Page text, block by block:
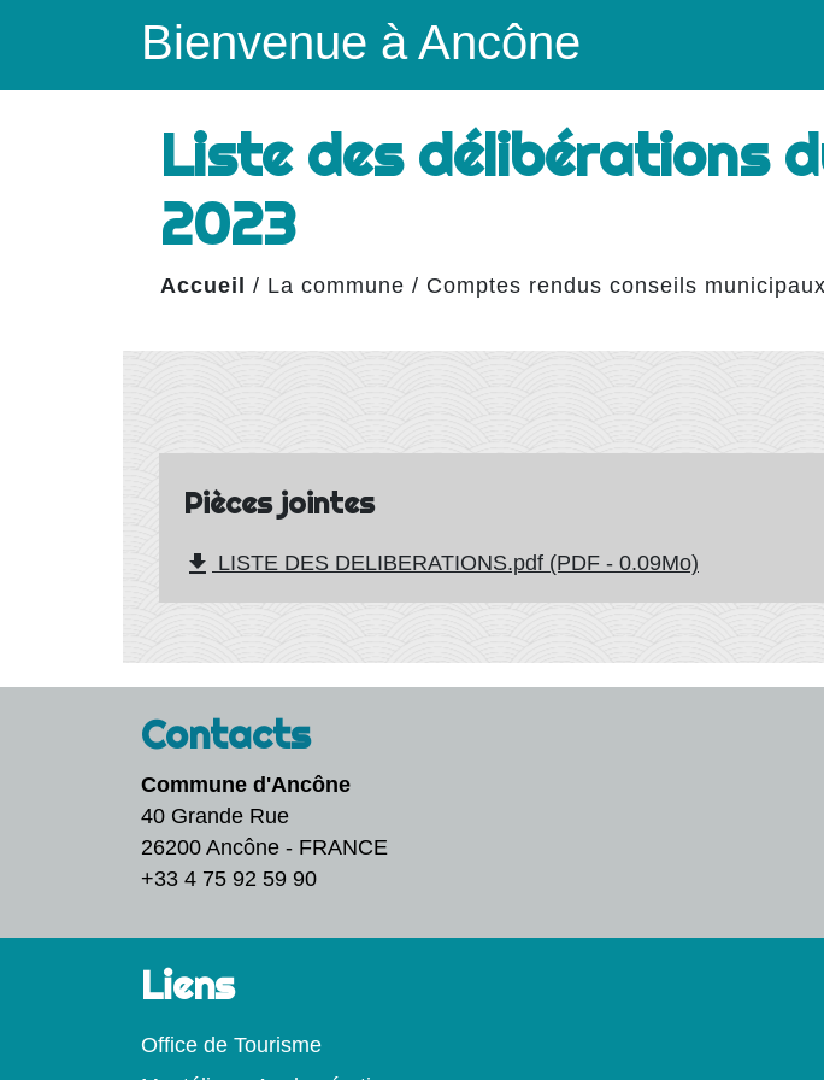
Bienvenue à Ancône
Liste des délibérations
2023
Accueil / La commune / Comptes rendus conseils municipaux
Pièces jointes
file_download LISTE DES DELIBERATIONS.pdf (PDF - 0.09Mo)
Contacts
Commune d'Ancône
40 Grande Rue
26200 Ancône - FRANCE
+33 4 75 92 59 90
Liens
Office de Tourisme